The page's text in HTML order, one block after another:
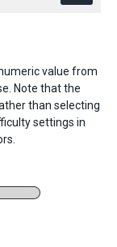
value from
Note that the
than selecting
settings in